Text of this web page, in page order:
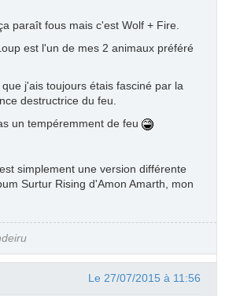
paraît fous mais c'est Wolf + Fire.
est l'un de mes 2 animaux préféré
j'ais toujours étais fasciné par la
destructrice du feu.
un tempéremment de feu
simplement une version différente
Surtur Rising d'Amon Amarth, mon
Le 27/07/2015 à 11:56